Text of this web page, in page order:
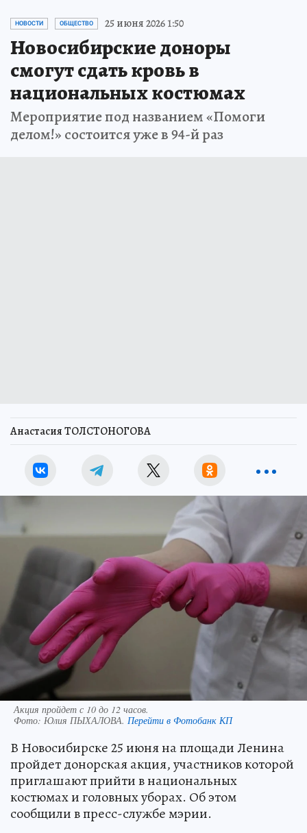
НОВОСТИ ОБЩЕСТВО 25 июня 2026 1:50
Новосибирские доноры
смогут сдать кровь в
национальных костюмах
Мероприятие под названием «Помоги
делом!» состоится уже в 94-й раз
Анастасия ТОЛСТОНОГОВА
Акция пройдет с 10 до 12 часов.
Фото: Юлия ПЫХАЛОВА. Перейти в Фотобанк КП
В Новосибирске 25 июня на площади Ленина
пройдет донорская акция, участников которой
приглашают прийти в национальных
костюмах и головных уборах. Об этом
сообщили в пресс-службе мэрии.